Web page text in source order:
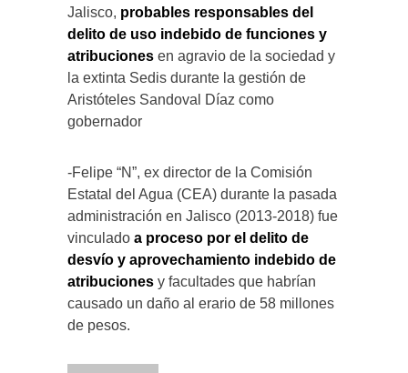
Jalisco, probables responsables del
delito de uso indebido de funciones y
atribuciones en agravio de la sociedad y
la extinta Sedis durante la gestión de
Aristóteles Sandoval Díaz como
gobernador
-Felipe “N”, ex director de la Comisión
Estatal del Agua (CEA) durante la pasada
administración en Jalisco (2013-2018) fue
vinculado a proceso por el delito de
desvío y aprovechamiento indebido de
atribuciones y facultades que habrían
causado un daño al erario de 58 millones
de pesos.